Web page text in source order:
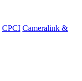
CPCI Cameralink &